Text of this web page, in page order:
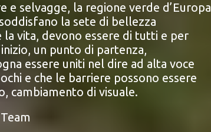
e selvagge, la regione verde d’Europa
la sete di bellezza
la vita, devono essere di tutti e per
un punto di partenza,
essere uniti nel dire ad alta voce
e che le barriere possono essere
cambiamento di visuale.